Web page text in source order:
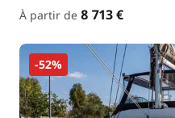
À partir de 8 713 €
-52%